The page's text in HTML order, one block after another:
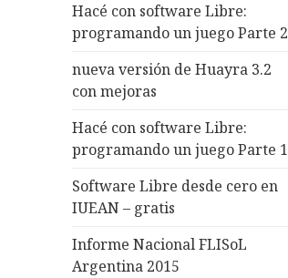
Hacé con software Libre:
programando un juego Parte 2
nueva versión de Huayra 3.2
con mejoras
Hacé con software Libre:
programando un juego Parte 1
Software Libre desde cero en
IUEAN – gratis
Informe Nacional FLISoL
Argentina 2015